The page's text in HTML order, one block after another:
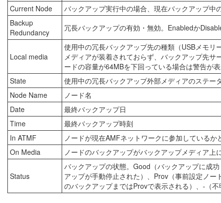
Current Node
バックアップ実行中の場合、現在バックアップ中
Backup
Redundancy
冗長バックアップの有効・無効。Enabledか
Local media
使用中の冗長バックアップ先の種類（USBメモ
メディアが装着されておらず、バックアップ先
ードの容量が64MBを下回っている場合は警告が
State
使用中の冗長バックアップ外部メディアのステー
Node Name
ノード名
Date
最終バックアップ日
Time
最終バックアップ時刻
In ATMF
ノードが現在AMFネットワークに参加しているか
On Media
ノードのバックアップがバックアップメディア上
Status
バックアップの状態。Good（バックアップに成
アップが手動停止された）、Prov（事前設定ノ
のバックアップまではProvで表示される）、-（